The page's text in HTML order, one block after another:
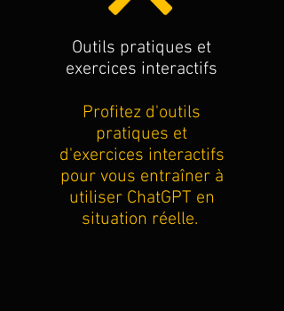
Outils pratiques et
exercices interactifs
Profitez d'outils
pratiques et
d'exercices interactifs
pour vous entraîner à
utiliser ChatGPT en
situation réelle.